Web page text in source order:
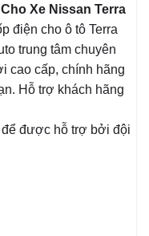
Xe Nissan Terra
điện cho ô tô Terra
trung tâm chuyên
cao cấp, chính hãng
Hỗ trợ khách hãng
để được hỗ trợ bởi đội